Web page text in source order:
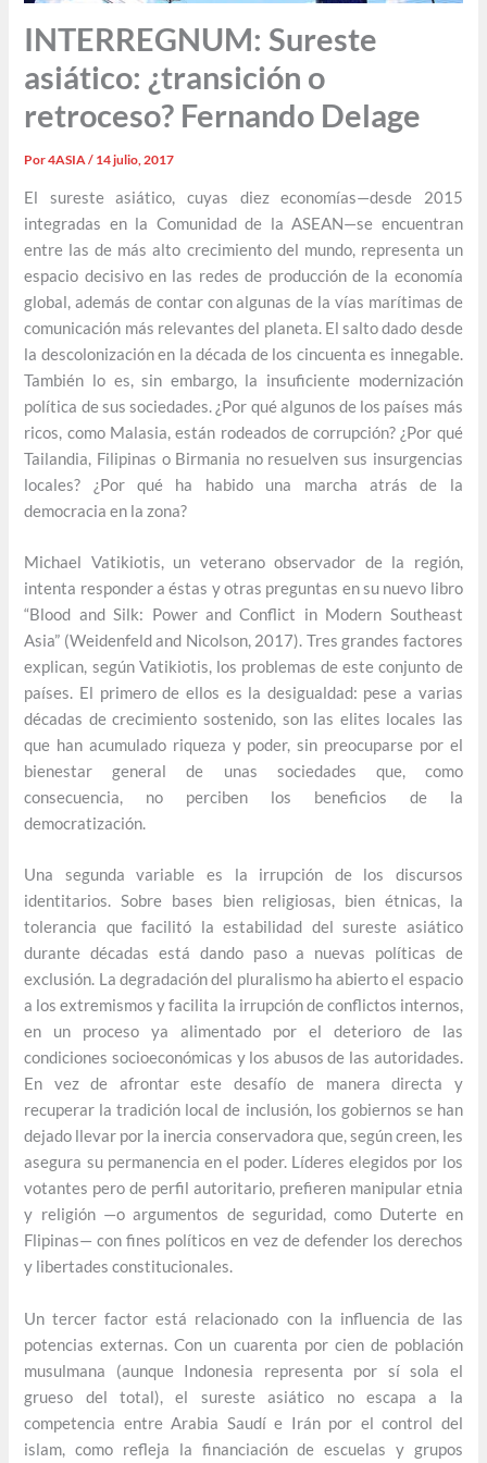
INTERREGNUM: Sureste
asiático: ¿transición o
retroceso? Fernando Delage
Por4ASIA/ 14 julio, 2017
El sureste asiático, cuyas diez economías—desde 2015
integradas en la Comunidad de la ASEAN—se encuentran
entre las de más alto crecimiento del mundo, representa un
espacio decisivo en las redes de producción de la economía
global, además de contar con algunas de la vías marítimas de
comunicación más relevantes del planeta. El salto dado desde
la descolonización en la década de los cincuenta es innegable.
También lo es, sin embargo, la insuficiente modernización
política de sus sociedades. ¿Por qué algunos de los países más
ricos, como Malasia, están rodeados de corrupción? ¿Por qué
Tailandia, Filipinas o Birmania no resuelven sus insurgencias
locales? ¿Por qué ha habido una marcha atrás de la
democracia en la zona?
Michael Vatikiotis, un veterano observador de la región,
intenta responder a éstas y otras preguntas en su nuevo libro
“Blood and Silk: Power and Conflict in Modern Southeast
Asia” (Weidenfeld and Nicolson, 2017). Tres grandes factores
explican, según Vatikiotis, los problemas de este conjunto de
países. El primero de ellos es la desigualdad: pese a varias
décadas de crecimiento sostenido, son las elites locales las
que han acumulado riqueza y poder, sin preocuparse por el
bienestar general de unas sociedades que, como
consecuencia, no perciben los beneficios de la
democratización.
Una segunda variable es la irrupción de los discursos
identitarios. Sobre bases bien religiosas, bien étnicas, la
tolerancia que facilitó la estabilidad del sureste asiático
durante décadas está dando paso a nuevas políticas de
exclusión. La degradación del pluralismo ha abierto el espacio
a los extremismos y facilita la irrupción de conflictos internos,
en un proceso ya alimentado por el deterioro de las
condiciones socioeconómicas y los abusos de las autoridades.
En vez de afrontar este desafío de manera directa y
recuperar la tradición local de inclusión, los gobiernos se han
dejado llevar por la inercia conservadora que, según creen, les
asegura su permanencia en el poder. Líderes elegidos por los
votantes pero de perfil autoritario, prefieren manipular etnia
y religión —o argumentos de seguridad, como Duterte en
Flipinas— con fines políticos en vez de defender los derechos
y libertades constitucionales.
Un tercer factor está relacionado con la influencia de las
potencias externas. Con un cuarenta por cien de población
musulmana (aunque Indonesia representa por sí sola el
grueso del total), el sureste asiático no escapa a la
competencia entre Arabia Saudí e Irán por el control del
islam, como refleja la financiación de escuelas y grupos